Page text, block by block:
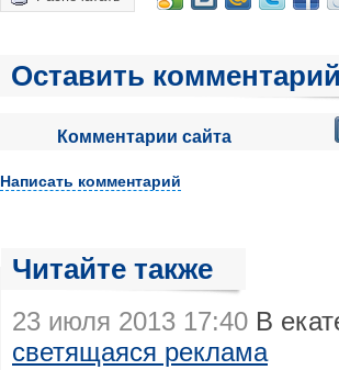
Оставить комментарий
Комментарии сайта
Написать комментарий
Читайте также
23 июля 2013 17:40 В
светящаяся реклама